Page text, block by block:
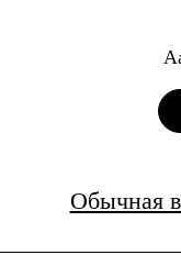
Обычная